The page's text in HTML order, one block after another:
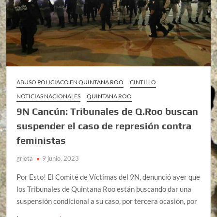
ABUSO POLICIACO EN QUINTANA ROO
CINTILLO
NOTICIAS NACIONALES
QUINTANA ROO
9N Cancún: Tribunales de Q.Roo buscan
suspender el caso de represión contra
feministas
grieta 9 junio, 2023
Por Esto! El Comité de Víctimas del 9N, denunció ayer que
los Tribunales de Quintana Roo están buscando dar una
suspensión condicional a su caso, por tercera ocasión, por